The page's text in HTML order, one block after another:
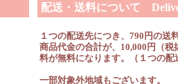
配送・送料について
１つの配送先につき、790円の送
商品代金の合計が、10,000円（
料が無料になります。（１つの配
一部対象外地域もございます。